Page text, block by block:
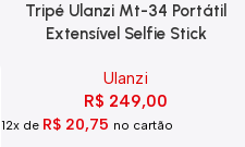
Tripé Ulanzi Mt-34 Portátil
Extensível Selfie Stick
Ulanzi
R$ 249,00
12x de R$ 20,75 no cartão